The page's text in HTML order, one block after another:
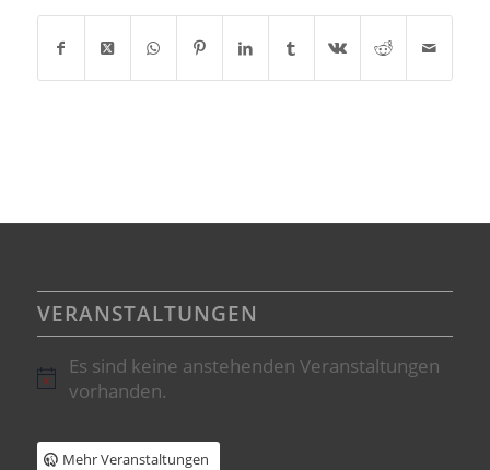
VERANSTALTUNGEN
Hinweis
Es sind keine anstehenden Veranstaltungen
vorhanden.
Mehr Veranstaltungen